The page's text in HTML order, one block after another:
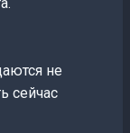
не
сейчас